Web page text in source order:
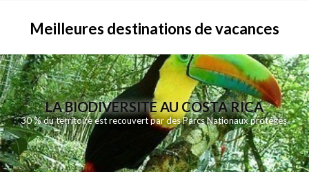
Meilleures destinations de vacances
LA BIODIVERSITE AU COSTA RICA
30 % du territoire est recouvert par des Parcs Nationaux protégés.